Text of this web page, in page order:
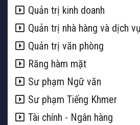
Quản trị kinh doanh
Quản trị nhà hàng và dịch
Quản trị văn phòng
Răng hàm mặt
Sư phạm Ngữ văn
Sư phạm Tiếng Khmer
Tài chính - Ngân hàng